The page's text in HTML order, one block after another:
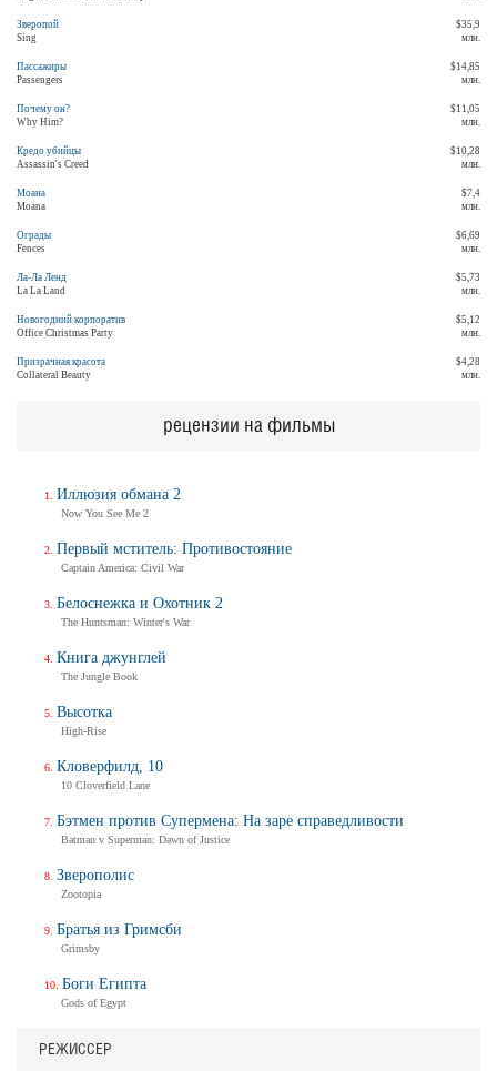
РЕЖИССЕР
Зверопой
Sing
$35,9
млн.
Пассажиры
Passengers
$14,85
млн.
Почему он?
Why Him?
$11,05
млн.
Кредо убийцы
Assassin's Creed
$10,28
млн.
Моана
Moana
$7,4
млн.
Ограды
Fences
$6,69
млн.
Ла-Ла Ленд
La La Land
$5,73
млн.
Новогодний корпоратив
Office Christmas Party
$5,12
млн.
Призрачная красота
Collateral Beauty
$4,28
млн.
рецензии на фильмы
Иллюзия обмана 2
Now You See Me 2
Первый мститель: Противостояние
Captain America: Civil War
Белоснежка и Охотник 2
The Huntsman: Winter's War
Книга джунглей
The Jungle Book
Высотка
High-Rise
Кловерфилд, 10
10 Cloverfield Lane
Бэтмен против Супермена: На заре справедливости
Batman v Superman: Dawn of Justice
Зверополис
Zootopia
Братья из Гримсби
Grimsby
Боги Египта
Gods of Egypt